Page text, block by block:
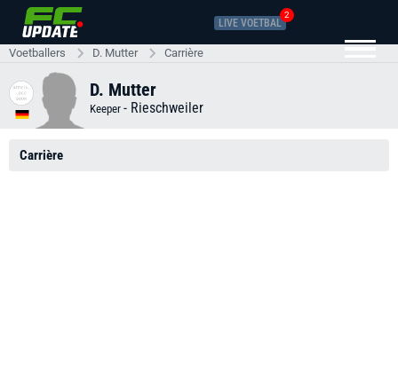
LIVE VOETBAL
2
Voetballers D. Mutter Carrière
D. Mutter
Keeper - Rieschweiler
Carrière